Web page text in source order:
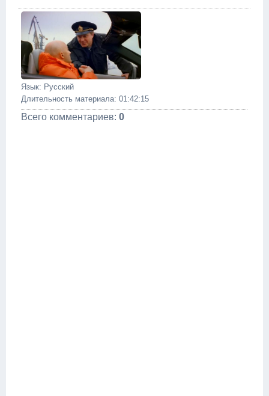
Язык: Русский
Длительность материала: 01:42:15
Всего комментариев: 0